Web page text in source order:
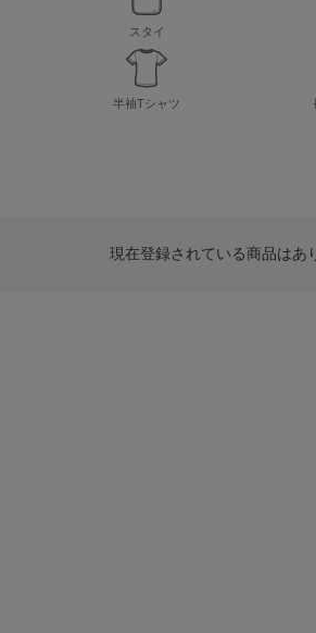
スタイ
半袖Tシャツ
現在登録されている商品はあ